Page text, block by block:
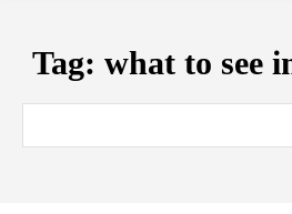
Tag: what to see